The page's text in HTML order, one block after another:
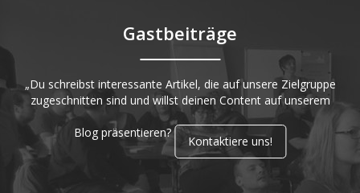
Gastbeiträge
„Du schreibst interessante Artikel, die auf unsere Zielgruppe
zugeschnitten sind und willst deinen Content auf unserem
Blog präsentieren?
Kontaktiere uns!